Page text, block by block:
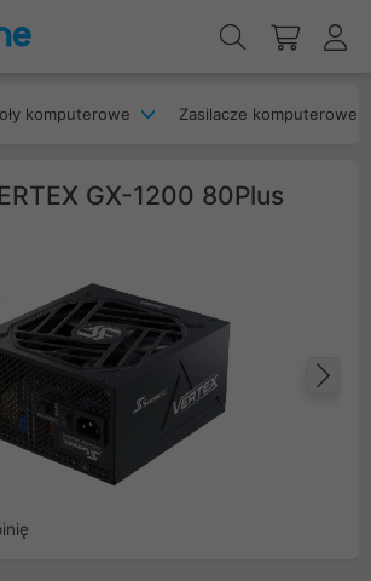
komputerowe Zasilacze komputerowe
GX-1200 80Plus